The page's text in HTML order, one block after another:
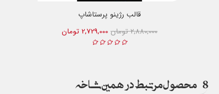
قالب رژینو پرستاشاپ
2,729,000 تومان
2,880,000 تومان
8 محصول مرتبط در همین شاخه